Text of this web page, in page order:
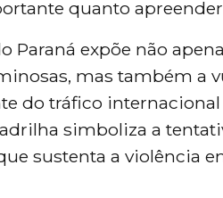
quanto
Paraná expõe não
mas também a
do tráfico
simboliza a
sustenta a violência